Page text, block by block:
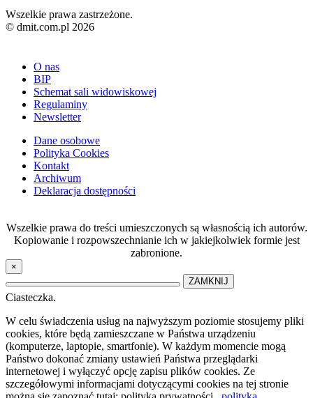
Wszelkie prawa zastrzeżone.
© dmit.com.pl 2026
O nas
BIP
Schemat sali widowiskowej
Regulaminy
Newsletter
Dane osobowe
Polityka Cookies
Kontakt
Archiwum
Deklaracja dostępności
Wszelkie prawa do treści umieszczonych są własnością ich autorów.
Kopiowanie i rozpowszechnianie ich w jakiejkolwiek formie jest
zabronione.
×
ZAMKNIJ
Ciasteczka.
W celu świadczenia usług na najwyższym poziomie stosujemy pliki
cookies, które będą zamieszczane w Państwa urządzeniu
(komputerze, laptopie, smartfonie). W każdym momencie mogą
Państwo dokonać zmiany ustawień Państwa przeglądarki
internetowej i wyłączyć opcję zapisu plików cookies. Ze
szczegółowymi informacjami dotyczącymi cookies na tej stronie